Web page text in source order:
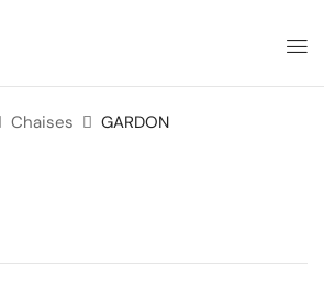
Chaises GARDON